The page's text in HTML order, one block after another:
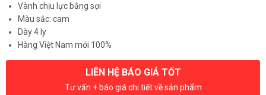
Vành chịu lực bằng sợi
Màu sắc: cam
Dày 4 ly
Hàng Việt Nam mới 100%
LIÊN HỆ BÁO GIÁ TỐT
Tư vấn + báo giá chi tiết về sản phẩm